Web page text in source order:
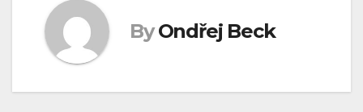
By Ondřej Beck